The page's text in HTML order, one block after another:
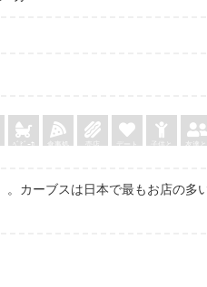
ﾍﾞﾋﾞｰｶ
食事処 売店 デート 子供と 友達と
カーブスは日本で最もお店の多